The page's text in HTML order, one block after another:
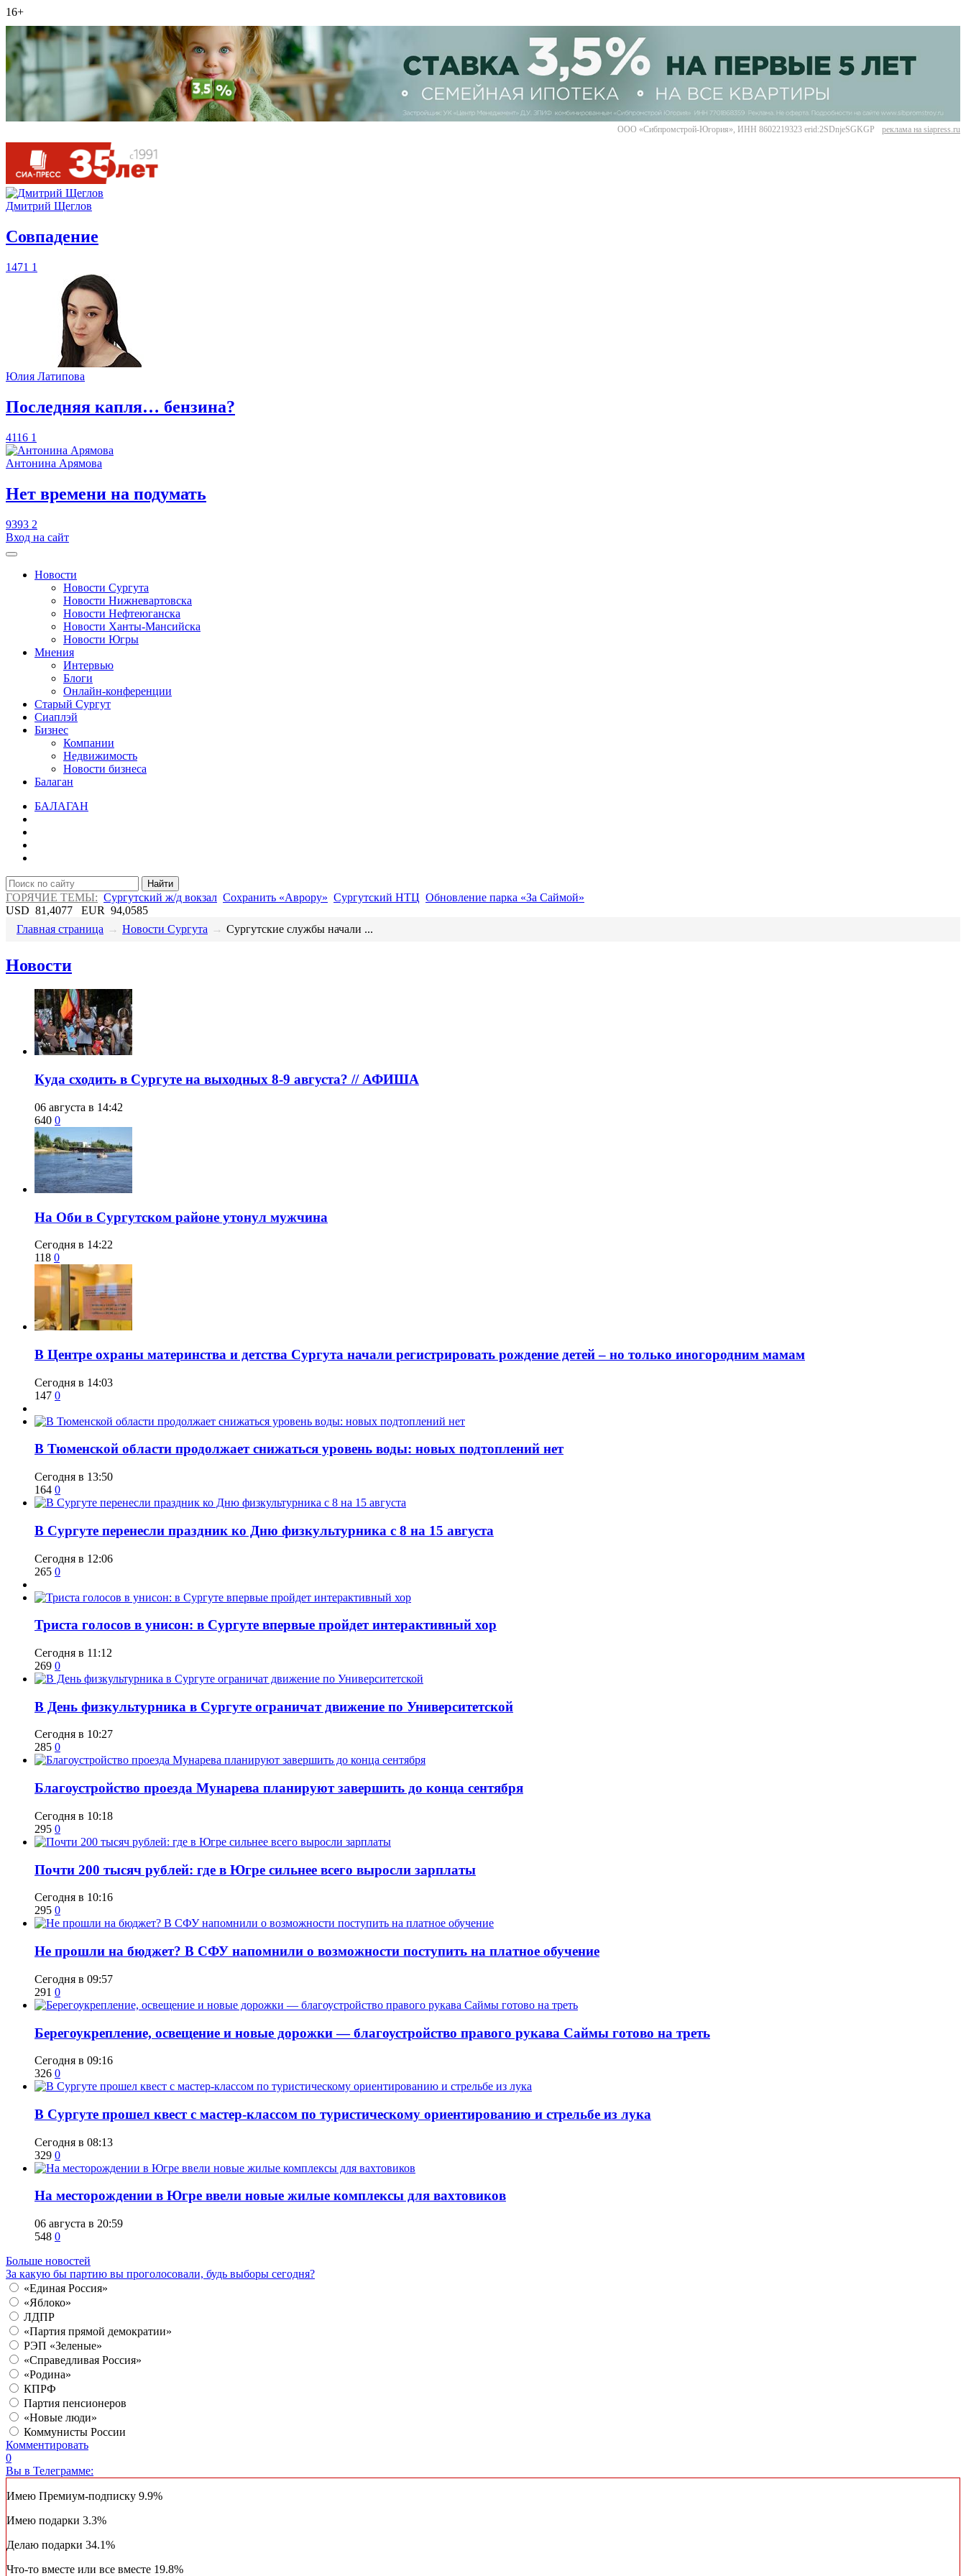
16+
ООО «Сибпромстрой-Югория», ИНН 8602219323 erid:2SDnjeSGKGP реклама на siapress.ru
Дмитрий Щеглов
​Совпадение
1471 1
Юлия Латипова
​Последняя капля… бензина?
4116 1
Антонина Арямова
​Нет времени на подумать
9393 2
Вход на сайт
Новости
Новости Сургута
Новости Нижневартовска
Новости Нефтеюганска
Новости Ханты-Мансийска
Новости Югры
Мнения
Интервью
Блоги
Онлайн-конференции
Старый Сургут
Сиаплэй
Бизнес
Компании
Недвижимость
Новости бизнеса
Балаган
БАЛАГАН
Найти
ГОРЯЧИЕ ТЕМЫ: Сургутский ж/д вокзал Сохранить «Аврору» Сургутский НТЦ Обновление парка «За Саймой»
USD 81,4077 EUR 94,0585
Главная страница → Новости Сургута → ​Сургутские службы начали ...
Новости
​Куда сходить в Сургуте на выходных 8-9 августа? // АФИША
06 августа в 14:42
640 0
​На Оби в Сургутском районе утонул мужчина
Сегодня в 14:22
118 0
​В Центре охраны материнства и детства Сургута начали регистрировать рождение детей – но только иногородним мамам
Сегодня в 14:03
147 0
​В Тюменской области продолжает снижаться уровень воды: новых подтоплений нет
Сегодня в 13:50
164 0
​В Сургуте перенесли праздник ко Дню физкультурника с 8 на 15 августа
Сегодня в 12:06
265 0
​Триста голосов в унисон: в Сургуте впервые пройдет интерактивный хор
Сегодня в 11:12
269 0
​В День физкультурника в Сургуте ограничат движение по Университетской
Сегодня в 10:27
285 0
Благоустройство проезда Мунарева планируют завершить до конца сентября
Сегодня в 10:18
295 0
​Почти 200 тысяч рублей: где в Югре сильнее всего выросли зарплаты
Сегодня в 10:16
295 0
Не прошли на бюджет? В СФУ напомнили о возможности поступить на платное обучение
Сегодня в 09:57
291 0
Берегоукрепление, освещение и новые дорожки — благоустройство правого рукава Саймы готово на треть
Сегодня в 09:16
326 0
В Сургуте прошел квест с мастер-классом по туристическому ориентированию и стрельбе из лука
Сегодня в 08:13
329 0
​На месторождении в Югре ввели новые жилые комплексы для вахтовиков
06 августа в 20:59
548 0
Больше новостей
За какую бы партию вы проголосовали, будь выборы сегодня?
«Единая Россия»
«Яблоко»
ЛДПР
«Партия прямой демократии»
РЭП «Зеленые»
«Справедливая Россия»
«Родина»
КПРФ
Партия пенсионеров
«Новые люди»
Коммунисты России
Комментировать
0
Вы в Телеграмме:
Имею Премиум-подписку 9.9%
Имею подарки 3.3%
Делаю подарки 34.1%
Что-то вместе или все вместе 19.8%